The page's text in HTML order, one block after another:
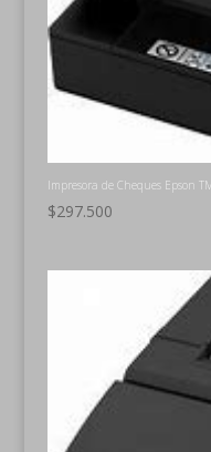
Impresora de Cheques Epson
$297.500